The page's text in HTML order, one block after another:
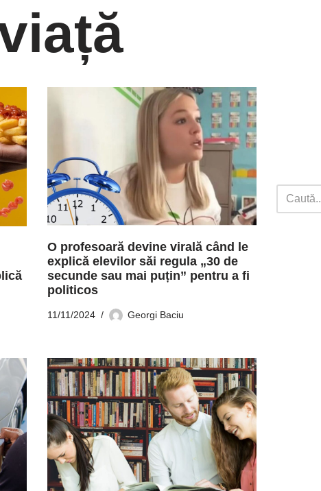
O profesoară devine virală când le
explică elevilor săi regula „30 de
secunde sau mai puțin” pentru a fi
politicos
11/11/2024 Georgi Baciu